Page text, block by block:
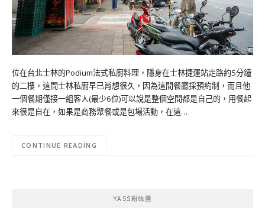
位在台北士林的Podium法式私廚料理，隱身在士林捷運站走路約5分鐘
的二樓，這間士林私廚早已肖想很久，因為這間餐廳採預約制，而且他
一個餐期僅接一組客人(最少6位)可以說是整個空間都是自己的，用餐起
來很是自在，如果是商務聚餐或是包場活動，在這…
CONTINUE READING
YASS粉絲團